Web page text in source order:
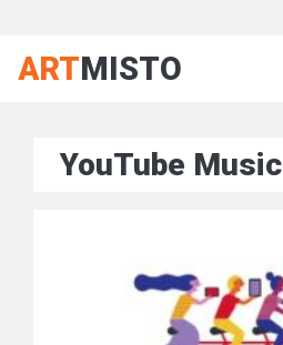
ARTMISTO
YouTube Music